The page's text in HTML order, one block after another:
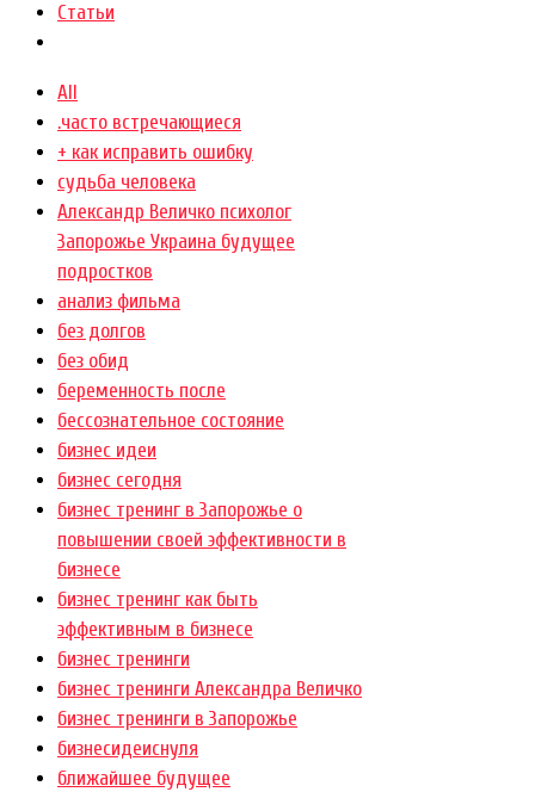
Статьи
All
.часто встречающиеся
+ как исправить ошибку
cудьба человека
Александр Величко психолог
Запорожье Украина будущее
подростков
анализ фильма
без долгов
без обид
беременность после
бессознательное состояние
бизнес идеи
бизнес сегодня
бизнес тренинг в Запорожье о
повышении своей эффективности в
бизнесе
бизнес тренинг как быть
эффективным в бизнесе
бизнес тренинги
бизнес тренинги Александра Величко
бизнес тренинги в Запорожье
бизнесидеиснуля
ближайшее будущее